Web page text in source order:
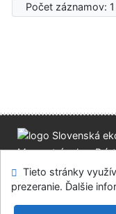
Počet záznamov: 1
Mapa stránok
Modul OpenSearch
Slovenská
Tieto stránky
prezeranie. Ďalšie